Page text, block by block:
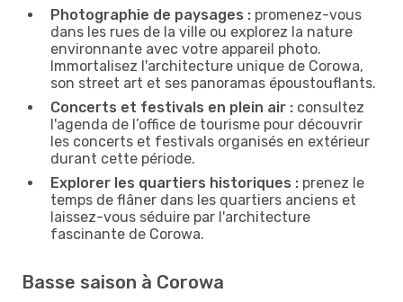
Photographie de paysages : promenez-vous
dans les rues de la ville ou explorez la nature
environnante avec votre appareil photo.
Immortalisez l'architecture unique de Corowa,
son street art et ses panoramas époustouflants.
Concerts et festivals en plein air : consultez
l'agenda de l’office de tourisme pour découvrir
les concerts et festivals organisés en extérieur
durant cette période.
Explorer les quartiers historiques : prenez le
temps de flâner dans les quartiers anciens et
laissez-vous séduire par l'architecture
fascinante de Corowa.
Basse saison à Corowa